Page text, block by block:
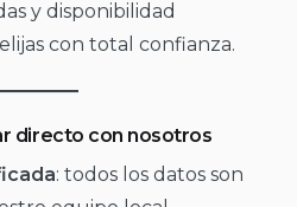
y disponibilidad
con total confianza.
directo con nosotros
: todos los datos son